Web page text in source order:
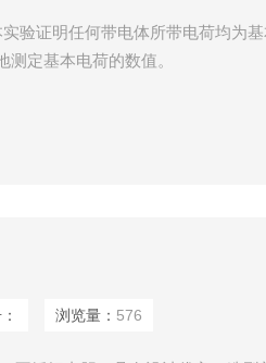
验证明任何带电体所带电荷均为基
定基本电荷的数值。
浏览量： 576